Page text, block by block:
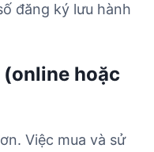
đăng ký lưu hành
hoặc
Việc mua và sử